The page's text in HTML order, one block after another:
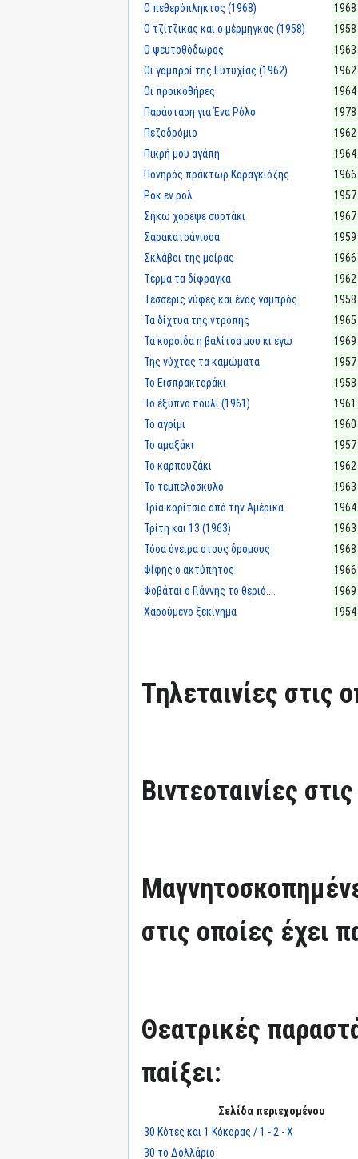
Ο πεθερόπληκτος (1968)
1968
Ο τζίτζικας και ο μέρμηγκας (1958)
1958
Ο ψευτοθόδωρος
1963
Οι γαμπροί της Ευτυχίας (1962)
1962
Οι προικοθήρες
1964
Παράσταση για Ένα Ρόλο
1978
Πεζοδρόμιο
1962
Πικρή μου αγάπη
1964
Πονηρός πράκτωρ Καραγκιόζης
1966
Ροκ εν ρολ
1957
Σήκω χόρεψε συρτάκι
1967
Σαρακατσάνισσα
1959
Σκλάβοι της μοίρας
1966
Τέρμα τα δίφραγκα
1962
Τέσσερις νύφες και ένας γαμπρός
1958
Τα δίχτυα της ντροπής
1965
Τα κορόιδα η βαλίτσα μου κι εγώ
1969
Της νύχτας τα καμώματα
1957
Το Εισπρακτοράκι
1958
Το έξυπνο πουλί (1961)
1961
Το αγρίμι
1960
Το αμαξάκι
1957
Το καρπουζάκι
1962
Το τεμπελόσκυλο
1963
Τρία κορίτσια από την Αμέρικα
1964
Τρίτη και 13 (1963)
1963
Τόσα όνειρα στους δρόμους
1968
Φίφης ο ακτύπητος
1966
Φοβάται ο Γιάννης το θεριό....
1969
Χαρούμενο ξεκίνημα
1954
Τηλεταινίες στις
Βιντεοταινίες
στις οποίες έχει
Θεατρικές
παίξει:
Σελίδα περιεχομένου
30 Κότες και 1 Κόκορας / 1 - 2 - Χ
30 το Δολλάριο